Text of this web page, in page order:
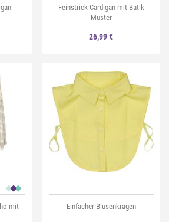
Feinstrick Cardigan mit Batik
Muster
26,99 €
mit
Einfacher Blusenkragen